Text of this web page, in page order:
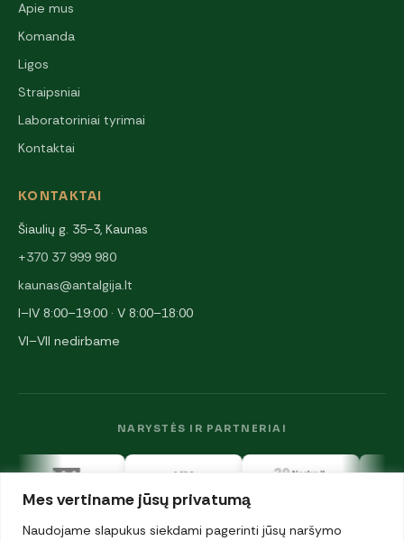
Mes vertiname jūsų privatumą
Naudojame slapukus siekdami pagerinti jūsų naršymo
Apie mus
Komanda
Ligos
Straipsniai
Laboratoriniai tyrimai
Kontaktai
KONTAKTAI
Šiaulių g. 35-3, Kaunas
+370 37 999 980
kaunas@antalgija.lt
I–IV 8:00–19:00 · V 8:00–18:00
VI–VII nedirbame
NARYSTĖS IR PARTNERIAI